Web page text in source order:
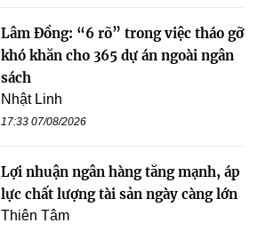
Lâm Đồng: “6 rõ” trong việc tháo gỡ
khó khăn cho 365 dự án ngoài ngân
sách
Nhật Linh
17:33 07/08/2026
Lợi nhuận ngân hàng tăng mạnh, áp
lực chất lượng tài sản ngày càng lớn
Thiên Tâm